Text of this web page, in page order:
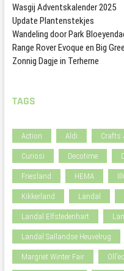
Wasgij Adventskalender 2025
Update Plantenstekjes
Wandeling door Park
Range Rover Evoque en Big
Zonnig Dagje in Terherne
TAGS
Action Aldi Crafts
Curiosi Decotime
Friesland HEMA
Kikkerland Landal
Landal Elfstedenhart
Landal Sallandse Heuvelrug
Margriet Winter Fair Oll'eo